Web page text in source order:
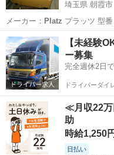
埼玉県 朝霞市
メーカー： Platz プラッツ 型
埼玉 朝霞市 ベッド
【未経験
ー募集
完全週休2日
ドライバーダイ
≪月収22万
助
時給1,250円
日払い